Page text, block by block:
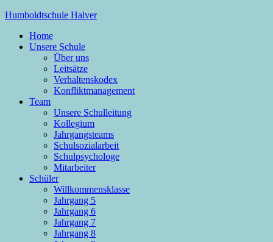
Zum
springen
Humboldtschule Halver
Sekundarschule der Stadt Halver
Home
Unsere Schule
Über uns
Leitsätze
Verhaltenskodex
Konfliktmanagement
Team
Unsere Schulleitung
Kollegium
Jahrgangsteams
Schulsozialarbeit
Schulpsychologe
Mitarbeiter
Schüler
Willkommensklasse
Jahrgang 5
Jahrgang 6
Jahrgang 7
Jahrgang 8